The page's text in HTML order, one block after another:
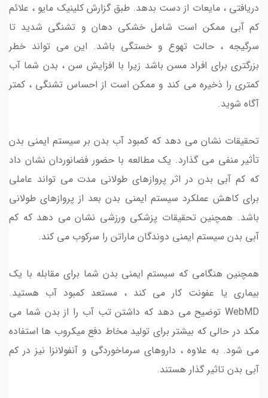
دریافتی ، مایعات از دست بدهد. طبق گزارش کلینیک مایو ، علائم
کم آبی ممکن است شامل خشکی دهان و تشنگی شدید تا
سرگیجه ، حالت تهوع و خستگی باشد. این می تواند خطر
بزرگتری برای افراد مسن باشد زیرا با افزایش سن ، بدن شما آب
کمتری را ذخیره می کند و ممکن است از احساس تشنگی ، کمتر
آگاه شوید.
تحقیقات نشان می دهد که کمبود آب بدن بر سیستم ایمنی بدن
تأثیر منفی می گذارد. یک مطالعه با حضور فضانوردان نشان داد
که کم آبی بدن در اثر پروازهای طولانی مدت می تواند عاملی
برای کاهش عملکرد سیستم ایمنی بدن بعد از پروازهای طولانی
باشد. همچنین تحقیقات پزشکی ورزشی نشان می دهد که کم
آبی بدن سیستم ایمنی دوندگان ماراتن را سرکوب می کند.
همچنین هنگامی که سیستم ایمنی بدن شما برای مقابله با یک
بیماری یا عفونت کار می کند ، مستعد کمبود آب هستید.
WebMD توضیح می دهد که داشتن تب آب را از بدن شما می
مکد در حالی که بیشتر برای تولید مخاط دفع میکروب ها استفاده
می شود. به علاوه ، داروهای سرماخوردگی و آنفولانزا نیز در کم
آبی بدن تاثیر گذار هستند.